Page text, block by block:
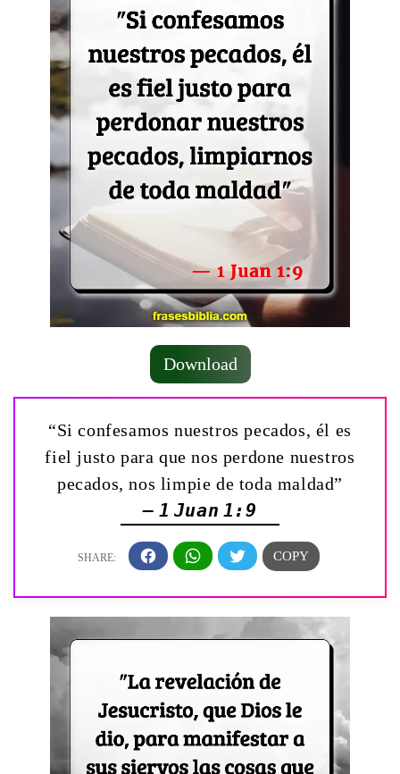
Download
“Si confesamos nuestros pecados, él es
fiel justo para que nos perdone nuestros
pecados, nos limpie de toda maldad”
— 1 Juan 1:9